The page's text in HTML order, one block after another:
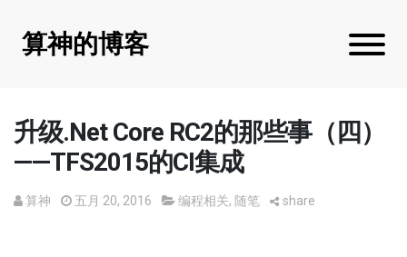
算神的博客
升级.Net Core RC2的那些事（四）
——TFS2015的CI集成
算神 五月 20, 2016 编程相关, 随笔 share